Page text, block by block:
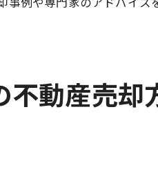
不動産売却